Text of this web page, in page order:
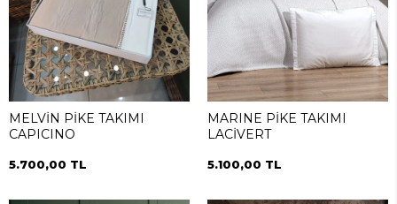
MELVİN PİKE TAKIMI
CAPICINO
5.700,00 TL
MARINE PİKE TAKIMI
LACİVERT
5.100,00 TL